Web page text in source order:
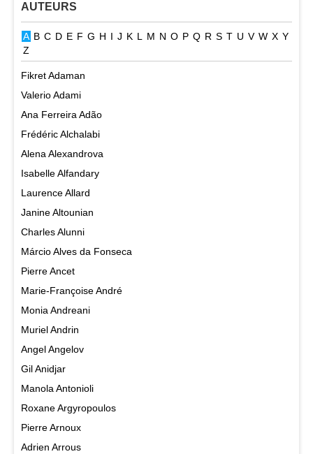
AUTEURS
A B C D E F G H I J K L M N O P Q R S T U V W X Y
Z
Fikret Adaman
Valerio Adami
Ana Ferreira Adão
Frédéric Alchalabi
Alena Alexandrova
Isabelle Alfandary
Laurence Allard
Janine Altounian
Charles Alunni
Márcio Alves da Fonseca
Pierre Ancet
Marie-Françoise André
Monia Andreani
Muriel Andrin
Angel Angelov
Gil Anidjar
Manola Antonioli
Roxane Argyropoulos
Pierre Arnoux
Adrien Arrous